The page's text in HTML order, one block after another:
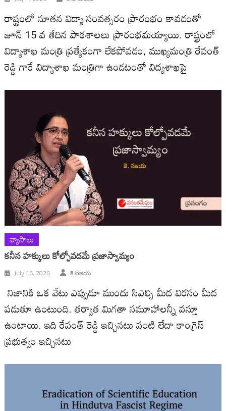
రాష్ట్రంలో నూతన విద్యా సంవత్సరం ప్రారంభం కావడంతో
జూన్ 15 వ తేదిన పాఠశాలలు ప్రారంభమయ్యాయి. రాష్ట్రంలో
విద్యాశాఖ మంత్రి ప్రత్యేకంగా లేకపోవడం, ముఖ్యమంత్రి రేవంత్
రెడ్డి గారే విద్యాశాఖ మంత్రిగా ఉండటంతో విద్యశాఖపై
వ్యాసాలు
కనీస హక్కులు కోల్పోవడమే ప్రజాస్వామ్యం
July 16, 2026 కె.సజయ
నిజానికి ఒక వేటు ఎప్పుడూ ముందు సిఎల్సి మీద విరసం మీద
పడుతూ ఉంటుంది. తర్వాత మిగతా సమూహాలన్నీ వస్తూ
ఉంటాయి. ఇది రేవంత్ రెడ్డి ఇచ్చినటు వంటి లేదా కాంగ్రెస్
ప్రభుత్వం ఇచ్చినటు